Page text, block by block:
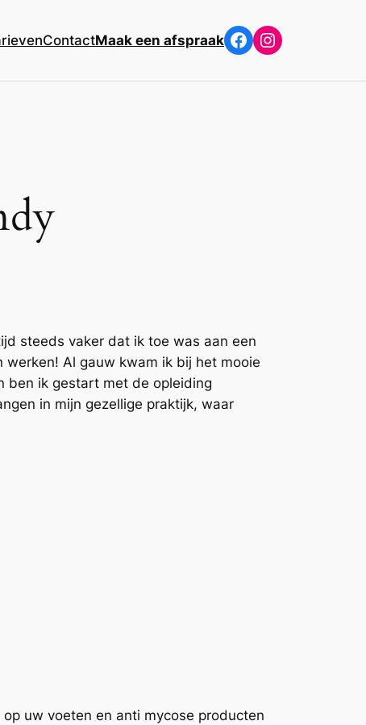
ContactMaak een afspraak Facebook
Instagram
steeds vaker dat ik toe was aan een
Al gauw kwam ik bij het mooie
ben ik gestart met de opleiding
in mijn gezellige praktijk, waar
uw voeten en anti mycose producten